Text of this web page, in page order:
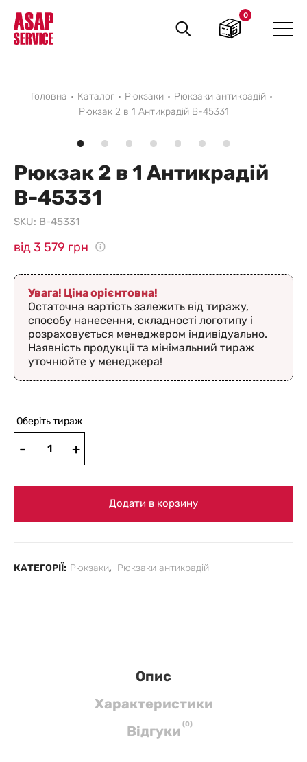
Пошук
товарів
0
Головна Каталог Рюкзаки
Рюкзаки антикрадій
Рюкзак 2 в 1 Антикрадій B-45331
Рюкзак 2 в 1 Антикрадій
B-45331
SKU: B-45331
від 3 579 грн
Увага! Ціна орієнтовна!
Остаточна вартість залежить від тиражу,
способу нанесення, складності логотипу і
розраховується менеджером індивідуально.
Наявність продукції та мінімальний тираж
уточнюйте у менеджера!
Оберіть тираж
Додати в корзину
КАТЕГОРІЇ: Рюкзаки, Рюкзаки антикрадій
Опис
Характеристики
Вiдгуки (0)